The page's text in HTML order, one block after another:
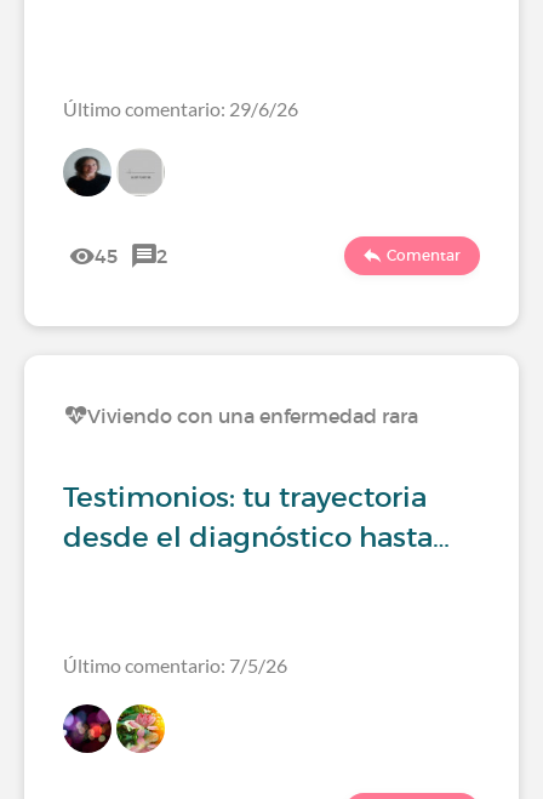
Último comentario: 29/6/26
45 2 Comentar
Viviendo con una enfermedad rara
Testimonios: tu trayectoria
desde el diagnóstico hasta…
Último comentario: 7/5/26